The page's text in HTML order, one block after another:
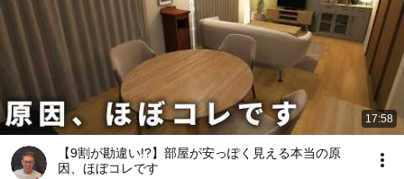
17:58
【9割が勘違い!?】部屋が安っぽく見える本当の原
因、ほぼコレです